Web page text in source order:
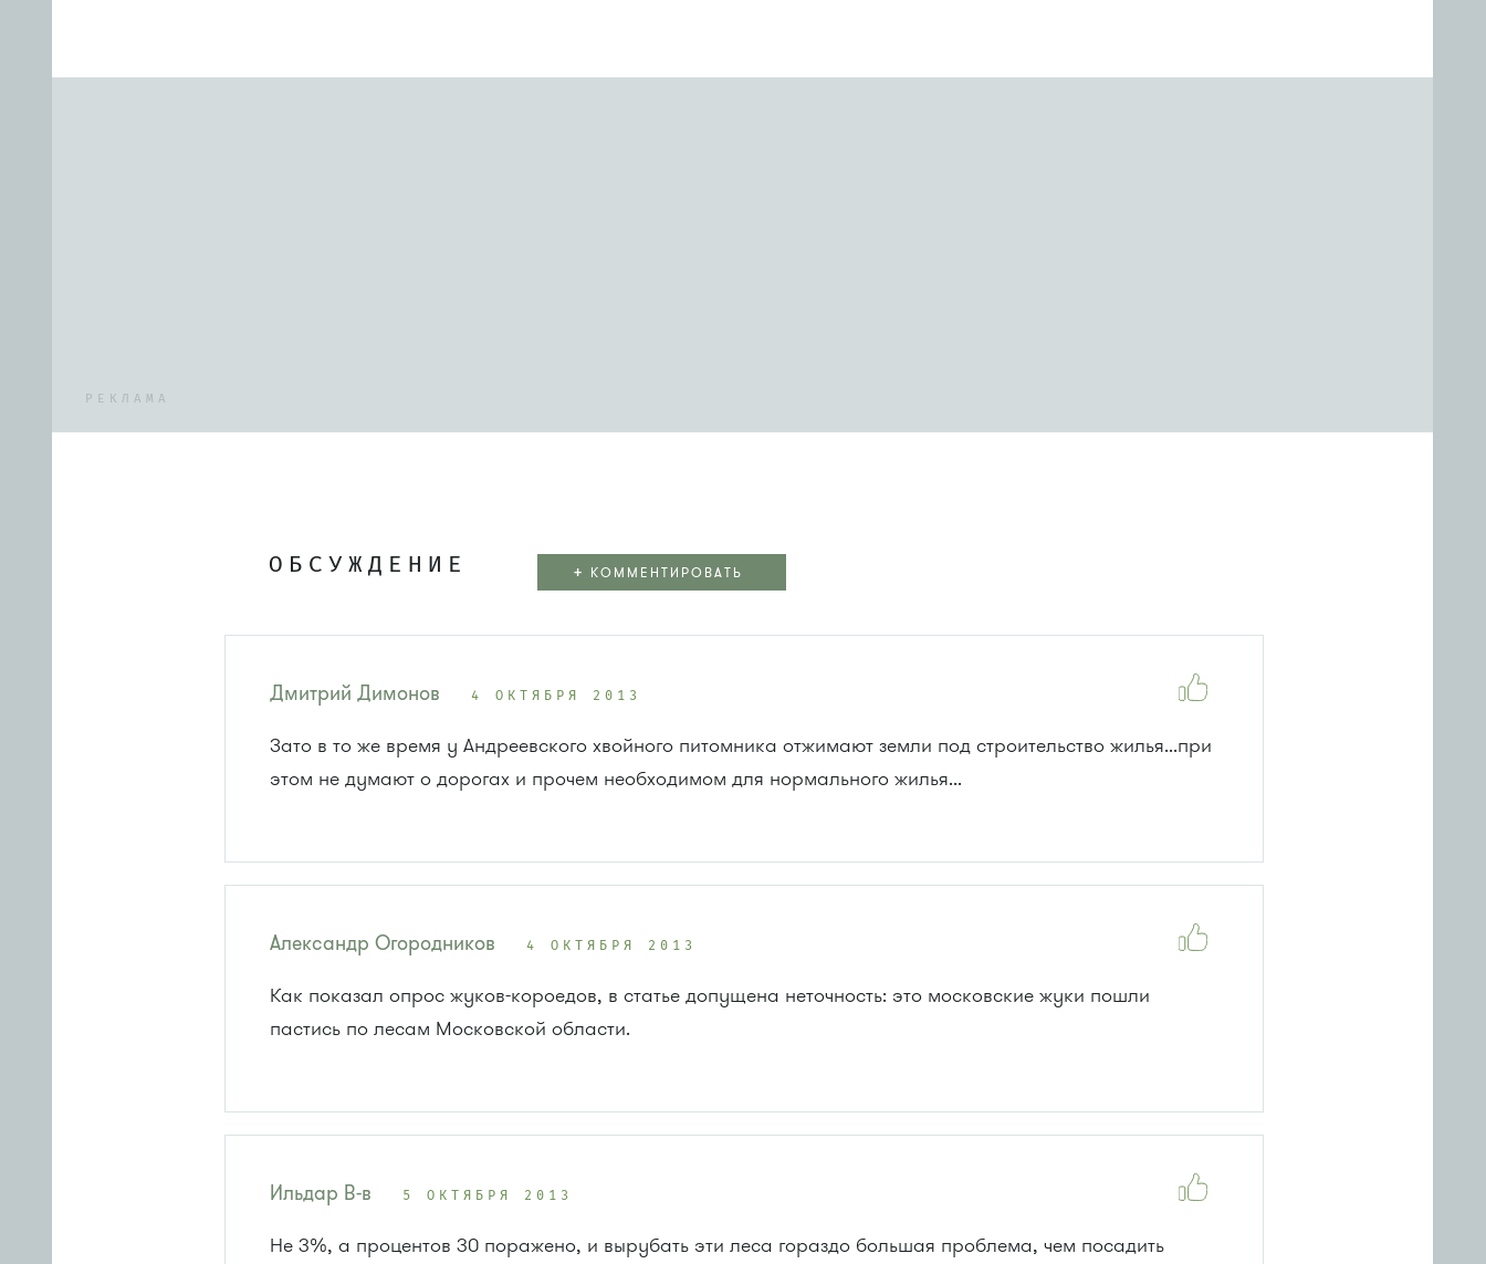
РЕКЛАМА
ОБСУЖДЕНИЕ + КОММЕНТИРОВАТЬ
Дмитрий Димонов 4 ОКТЯБРЯ 2013
Зато в то же время у Андреевского хвойного питомника отжимают земли под строительство жилья...при
этом не думают о дорогах и прочем необходимом для нормального жилья...
Александр Огородников 4 ОКТЯБРЯ 2013
Как показал опрос жуков-короедов, в статье допущена неточность: это московские жуки пошли
пастись по лесам Московской области.
Ильдар В-в 5 ОКТЯБРЯ 2013
Не 3%, а процентов 30 поражено, и вырубать эти леса гораздо большая проблема, чем посадить